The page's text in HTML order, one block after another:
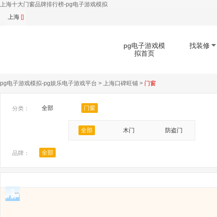
上海十大门窗品牌排行榜-pg电子游戏模拟
上海 []
pg电子游戏模
拟首页
找装修
pg电子游戏模拟-pg娱乐电子游戏平台 > 上海口碑旺铺 > 门窗
分类： 全部 门窗
全部 木门 防盗门
品牌： 全部
1